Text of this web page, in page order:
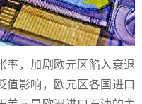
率，加剧欧元区陷入衰退
值影响，欧元区各国进口